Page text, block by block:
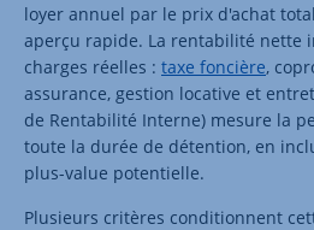
loyer annuel par le prix d'achat
aperçu rapide. La rentabilité nette
charges réelles : taxe foncière,
assurance, gestion locative et
de Rentabilité Interne) mesure la
toute la durée de détention, en
plus-value potentielle.
Plusieurs critères conditionnent